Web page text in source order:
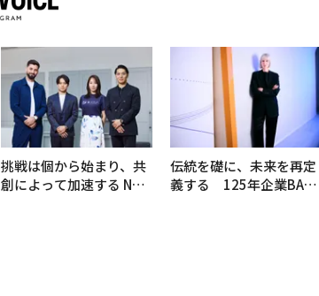
挑戦は個から始まり、共
創によって加速する NOR
伝統を礎に、未来を再定
義する 125年企業BAT